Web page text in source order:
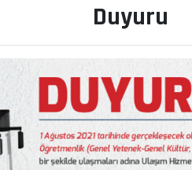
Duyuru